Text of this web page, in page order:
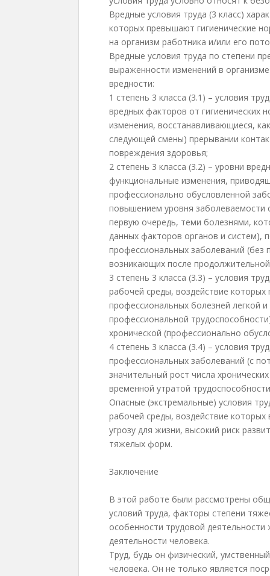
Вредные условия труда (3 класс)
которых превышают гигиенические
на организм работника и/или его
Вредные условия труда по степени
выраженности изменений в
вредности:
1 степень 3 класса (3.1) – условия
вредных факторов от
изменения, восстанавливающиеся,
следующей смены) прерывании
повреждения здоровья;
2 степень 3 класса (3.2) – уровни
функциональные изменения,
профессионально обусловленной
повышением уровня заболеваемости
первую очередь, теми болезнями,
данных факторов органов и систем),
профессиональных заболеваний (без
возникающих после
3 степень 3 класса (3.3) – условия
рабочей среды, воздействие
профессиональных болезней легкой
профессиональной
хронической (профессионально
4 степень 3 класса (3.4) – условия
профессиональных заболеваний (с
значительный рост числа
временной утратой
Опасные (экстремальные) условия
рабочей среды, воздействие
угрозу для жизни, высокий риск
тяжелых форм.
Заключение
В этой работе были рассмотрены
условий труда, факторы степени
особенности трудовой
деятельности человека.
Труд, будь он физический,
человека. Он не только является